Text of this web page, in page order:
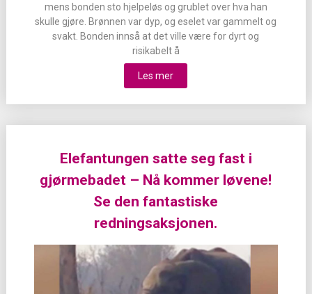
mens bonden sto hjelpeløs og grublet over hva han
skulle gjøre. Brønnen var dyp, og eselet var gammelt og
svakt. Bonden innså at det ville være for dyrt og
risikabelt å
Les mer
Elefantungen satte seg fast i
gjørmebadet – Nå kommer løvene!
Se den fantastiske
redningsaksjonen.